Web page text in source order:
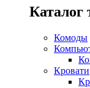
Каталог
Комоды
Кровати